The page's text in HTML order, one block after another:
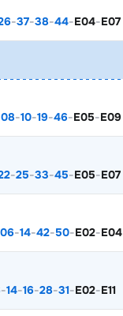
-37-38-44-E04-E07
08-10-19-46-E05-E09
-25-33-45-E05-E07
06-14-42-50-E02-E04
-14-16-28-31-E02-E11